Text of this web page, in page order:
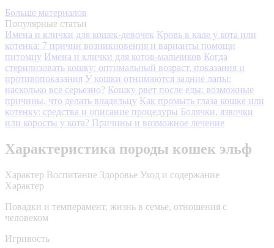
Больше материалов
Популярные статьи
Имена и клички для кошек-девочек Кровь в кале у кота или
котенка: 7 причин возникновения и варианты помощи
питомцу Имена и клички для котов-мальчиков Когда
стерилизовать кошку: оптимальный возраст, показания и
противопоказания У кошки отнимаются задние лапы:
насколько все серьезно? Кошку рвет после еды: возможные
причины, что делать владельцу Как промыть глаза кошке или
котенку: средства и описание процедуры Болячки, язвочки
или коросты у кота? Причины и возможное лечение
Характеристика породы кошек эльф
Характер Воспитание Здоровье Уход и содержание
Характер
Повадки и темперамент, жизнь в семье, отношения с
человеком
Игривость